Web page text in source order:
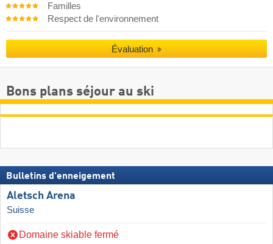
Familles
Respect de l'environnement
Évaluation
Bons plans séjour au ski
Bulletins d'enneigement
Aletsch Arena
Suisse
Domaine skiable fermé